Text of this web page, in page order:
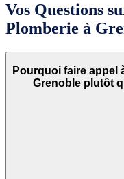
Vos Questions
Plomberie à
Pourquoi faire appel
Grenoble plutôt